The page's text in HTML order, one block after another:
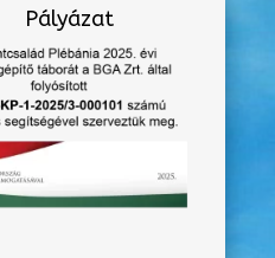
Pályázat